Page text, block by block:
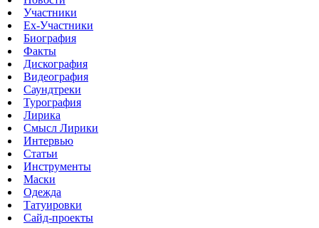
Участники
Ex-Участники
Биография
Факты
Дискография
Видеография
Саундтреки
Турография
Лирика
Смысл Лирики
Интервью
Статьи
Инструменты
Маски
Одежда
Татуировки
Сайд-проекты